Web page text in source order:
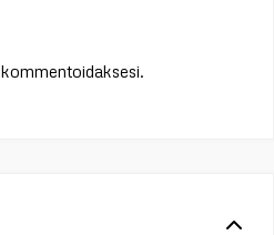
kommentoidaksesi.